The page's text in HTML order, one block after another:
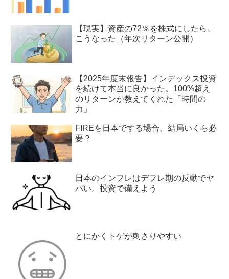
【現実】資産の72％を株式にしたら、
こうなった（年次リターン公開）
【2025年度末報告】インデックス投資
を続けて本当に良かった。100%超え
のリターンが教えてくれた「時間の
力」
FIREを日本でする場合、結局いくら必
要？
日本のインフレはデフレ期の反動でヤ
バい。投資で備えよう
とにかくトゲが刺さりやすい